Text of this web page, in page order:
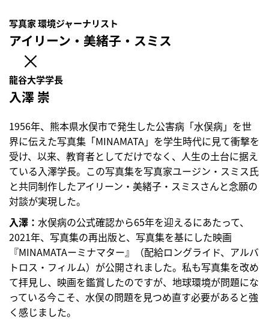
写真家 環境ジャーナリスト
アイリーン・美緒子・スミス
×
龍谷大学学長
入澤 崇
1956年、熊本県水俣市で発生した公害病「水俣病」を世
界に伝えた写真集「MINAMATA」を学生時代に見て衝撃を
受け、以来、教育者としてだけでなく、人生の土台に据え
ている入澤学長。この写真集を写真家ユージン・スミス氏
と共同制作したアイリーン・美緒子・スミスさんと念願の
対談が実現した。
入澤： 水俣病の公式確認から65年を迎えるにあたって、
2021年、写真集の再出版と、写真集を基にした映画
『MINAMATAーミナマター』（配給ロングライド、アルバ
トロス・フィルム）が公開されました。私も写真集を改め
て拝見し、映画を鑑賞したのですが、地球環境が問題にな
っている今こそ、水俣の問題を見つめ直す必要があると強
く感じました。